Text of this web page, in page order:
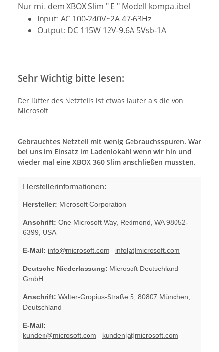
Nur mit dem XBOX Slim " E " Modell kompatibel
Input: AC 100-240V~2A 47-63Hz
Output: DC 115W 12V-9.6A 5Vsb-1A
Sehr Wichtig bitte lesen:
Der lüfter des Netzteils ist etwas lauter als die von
Microsoft
Gebrauchtes Netzteil mit wenig Gebrauchsspuren. War
bei uns im Einsatz im Ladenlokahl wenn wir hin und
wieder mal eine XBOX 360 Slim anschließen mussten.
Herstellerinformationen:
Hersteller: Microsoft Corporation
Anschrift: One Microsoft Way, Redmond, WA 98052-
6399, USA
E-Mail: info@microsoft.com info[at]microsoft.com
Deutsche Niederlassung: Microsoft Deutschland
GmbH
Anschrift: Walter-Gropius-Straße 5, 80807 München,
Deutschland
E-Mail:
kunden@microsoft.com
kunden[at]microsoft.com